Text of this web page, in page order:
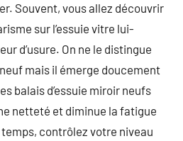
Souvent, vous allez découvrir
sur l’essuie vitre lui-
d’usure. On ne le distingue
mais il émerge doucement
balais d’essuie miroir neufs
netteté et diminue la fatigue
contrôlez votre niveau